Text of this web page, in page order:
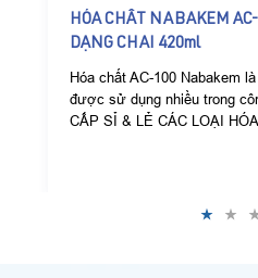
HÓA CHẤT NABAKEM
DẠNG CHAI 420ml
Hóa chất AC-100 Nabakem
được sử dụng nhiều trong
CẤP SỈ & LẺ CÁC LOẠI